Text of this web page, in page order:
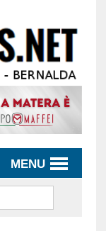
MENU